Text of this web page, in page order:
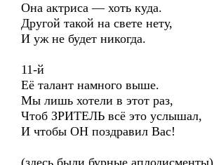
Она актриса — хоть куда.
Другой такой на свете нету,
И уж не будет никогда.
11-й
Её талант намного выше.
Мы лишь хотели в этот раз,
Чтоб ЗРИТЕЛЬ всё это услышал,
И чтобы ОН поздравил Вас!
(здесь были бурные аплодисменты)